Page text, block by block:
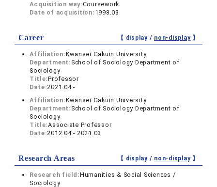
Acquisition way:Coursework
Date of acquisition: 1998.03
Career 【 display / non-display】
Affiliation:Kwansei Gakuin University
Department: School of Sociology Department of
Sociology
Title:Professor
Date:2021.04 -
Affiliation:Kwansei Gakuin University
Department: School of Sociology Department of
Sociology
Title:Associate Professor
Date:2012.04 - 2021.03
Research Areas 【 display / non-display】
Research field:Humanities & Social Sciences /
Sociology